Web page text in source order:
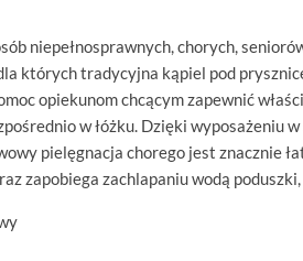
niepełnosprawnych, chorych,
których tradycyjna kąpiel pod
opiekunom chcącym zapewnić
w łóżku. Dzięki wyposażeniu
pielęgnacja chorego jest znacznie
zapobiega zachlapaniu wodą